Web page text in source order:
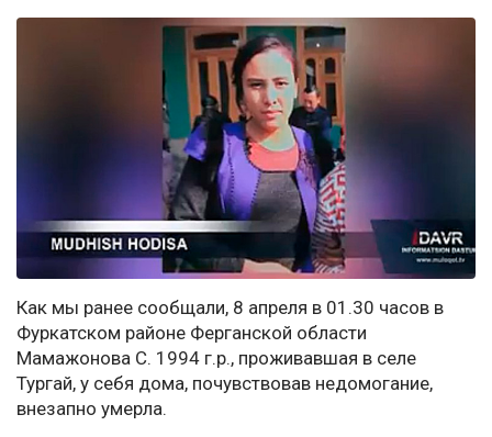
Как мы ранее сообщали, 8 апреля в 01.30 часов в
Фуркатском районе Ферганской области
Мамажонова С. 1994 г.р., проживавшая в селе
Тургай, у себя дома, почувствовав недомогание,
внезапно умерла.